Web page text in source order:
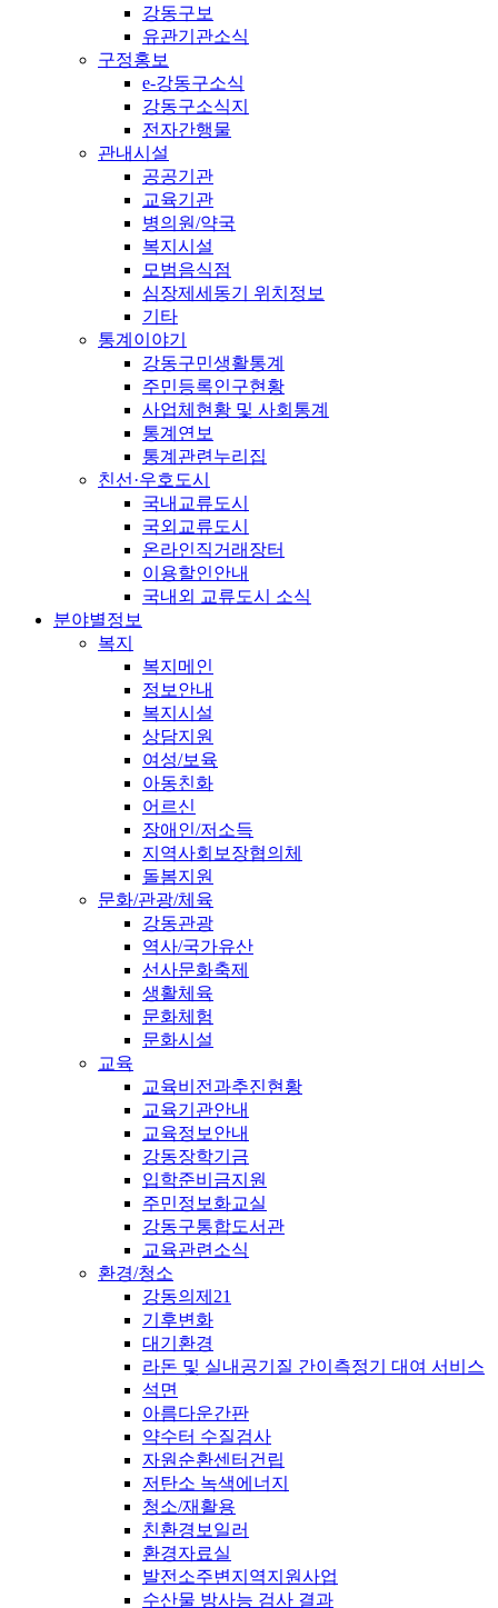
강동구보
유관기관소식
구정홍보
e-강동구소식
강동구소식지
전자간행물
관내시설
공공기관
교육기관
병의원/약국
복지시설
모범음식점
심장제세동기 위치정보
기타
통계이야기
강동구민생활통계
주민등록인구현황
사업체현황 및 사회통계
통계연보
통계관련누리집
친선·우호도시
국내교류도시
국외교류도시
온라인직거래장터
이용할인안내
국내외 교류도시 소식
분야별정보
복지
복지메인
정보안내
복지시설
상담지원
여성/보육
아동친화
어르신
장애인/저소득
지역사회보장협의체
돌봄지원
문화/관광/체육
강동관광
역사/국가유산
선사문화축제
생활체육
문화체험
문화시설
교육
교육비전과추진현황
교육기관안내
교육정보안내
강동장학기금
입학준비금지원
주민정보화교실
강동구통합도서관
교육관련소식
환경/청소
강동의제21
기후변화
대기환경
라돈 및 실내공기질 간이측정기 대여 서비스
석면
아름다운간판
약수터 수질검사
자원순환센터건립
저탄소 녹색에너지
청소/재활용
친환경보일러
환경자료실
발전소주변지역지원사업
수산물 방사능 검사 결과